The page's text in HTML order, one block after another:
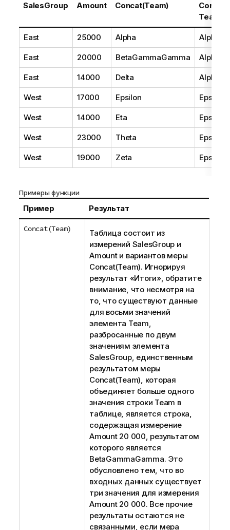
SalesGroup Amount Concat(Team)
Team)
East 25000 Alpha
East 20000 BetaGammaGamma
East 14000 Delta
West 17000 Epsilon
West 14000 Eta
West 23000 Theta
West 19000 Zeta
Примеры функции
Пример Результат
Concat(Team)
Таблица состоит из
измерений SalesGroup и
Amountи вариантов меры
Concat(Team). Игнорируя
результат «Итоги», обратите
внимание, что несмотря на
то, что существуют данные
для восьми значений
элемента Team,
разбросанные по двум
значениям элемента
SalesGroup, единственным
результатом меры
Concat(Team), которая
объединяет больше одного
значения строки Team в
таблице, является строка,
содержащая измерение
Amount20 000, результатом
которого является
BetaGammaGamma. Это
обусловлено тем, что во
входных данных существует
три значения для измерения
Amount20 000. Все прочие
результаты остаются не
связанными, если мера